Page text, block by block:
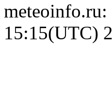
meteoinfo.ru:
15:15(UTC)